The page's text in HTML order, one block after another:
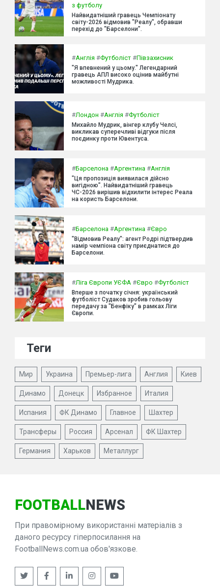
з футболу
Найвидатніший гравець Чемпіонату
світу-2026 відмовив "Реалу", обравши
перехід до "Барселони".
#Англія #Футболіст #Півзахисник
"Я впевнений у цьому." Легендарний
гравець АПЛ високо оцінив майбутні
можливості Мудрика.
#Лондон #Англія #Футболіст
Михайло Мудрик, вінгер клубу Челсі,
викликав суперечливі відгуки після
поєдинку проти Ювентуса.
#Барселона #Аргентина #Англія
"Ця пропозиція виявилася дійсно
вигідною". Найвидатніший гравець
ЧС-2026 вирішив відхилити інтерес Реала
на користь Барселони.
#Барселона #Аргентина #Євро
"Відмовив Реалу": агент Родрі підтвердив
намір чемпіона світу приєднатися до
Барселони.
#Ліга Європи УЄФА #Євро #Футболіст
Вперше з початку січня: український
футболіст Судаков зробив гольову
передачу за "Бенфіку" в рамках Ліги
Європи.
Теги
Мир Украина Премьер-лига Англия Киев
Динамо Донецк Избранное Италия
Испания ФК Динамо Главное Шахтер
Трансферы Россия Арсенал ФК Шахтер
Германия Харьков Металлург
FOOTBALLNEWS
При правомірному використанні матеріалів з
даного ресурсу гіперпосилання на
FootballNews.com.ua обов'язкове.